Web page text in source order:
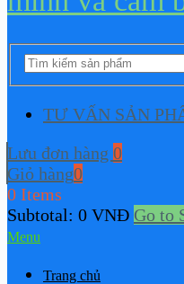
TƯ VẤN SẢN
Lưu đơn hàng 0
Giỏ hàng0
0 Items
Subtotal: 0 VNĐ Go to
Menu
Trang chủ